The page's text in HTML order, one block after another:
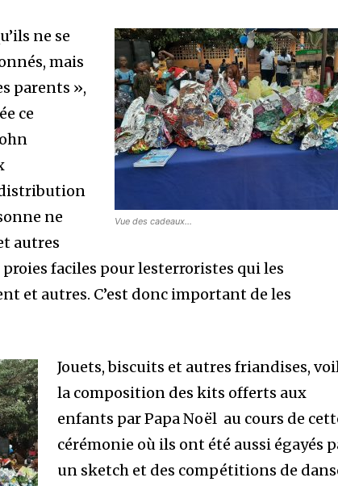
Vue des cadeaux…
ne se
mais
parents »,
ce
distribution
ne
autres
faciles pour lesterroristes qui les
et autres. C’est donc important de les
Jouets, biscuits et autres friandises,
la composition des kits offerts aux
enfants par Papa Noël au cours de
cérémonie où ils ont été aussi égayés
un sketch et des compétitions de